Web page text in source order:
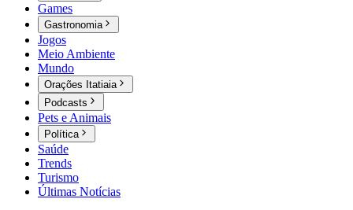
Games
Gastronomia
Jogos
Meio Ambiente
Mundo
Orações Itatiaia
Podcasts
Pets e Animais
Política
Saúde
Trends
Turismo
Últimas Notícias